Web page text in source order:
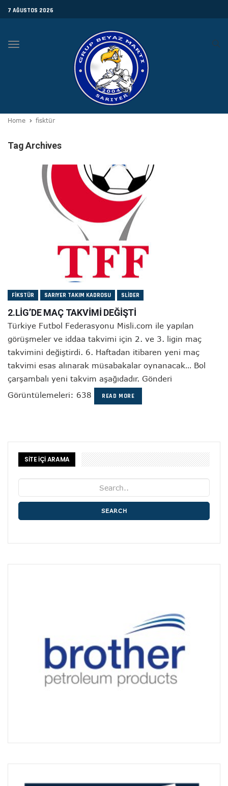
7 AĞUSTOS 2026
Toggle
Home fisktür
Tag Archives
FIKSTÜR SARIYER TAKIM KADROSU SLIDER
2.LİG’DE MAÇ TAKVİMİ DEĞİŞTİ
Türkiye Futbol Federasyonu Misli.com ile yapılan
görüşmeler ve iddaa takvimi için 2. ve 3. ligin maç
takvimini değiştirdi. 6. Haftadan itibaren yeni maç
takvimi esas alınarak müsabakalar oynanacak… Bol
çarşambalı yeni takvim aşağıdadır. Gönderi
Görüntülemeleri: 638
READ MORE
SİTE İÇİ ARAMA
SEARCH